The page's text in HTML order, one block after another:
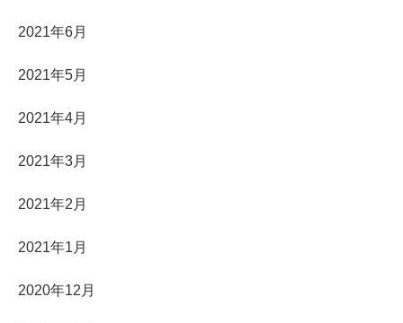
2021年6月
2021年5月
2021年4月
2021年3月
2021年2月
2021年1月
2020年12月